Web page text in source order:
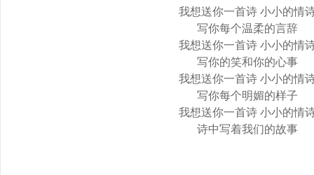
我想送你一首诗 小小的情
写你每个温柔的言辞
我想送你一首诗 小小的情
写你的笑和你的心事
我想送你一首诗 小小的情
写你每个明媚的样子
我想送你一首诗 小小的情
诗中写着我们的故事